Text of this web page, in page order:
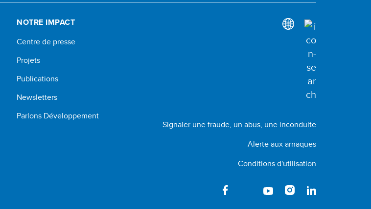
NOTRE IMPACT
Centre de presse
Projets
Publications
Newsletters
Parlons Développement
Signaler une fraude, un abus, une inconduite
Alerte aux arnaques
Conditions d'utilisation